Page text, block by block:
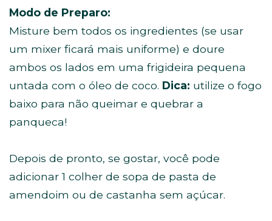
Modo de Preparo:
Misture bem todos os ingredientes (se usar
um mixer ficará mais uniforme) e doure
ambos os lados em uma frigideira pequena
untada com o óleo de coco. Dica: utilize o fogo
baixo para não queimar e quebrar a
panqueca!
Depois de pronto, se gostar, você pode
adicionar 1 colher de sopa de pasta de
amendoim ou de castanha sem açúcar.